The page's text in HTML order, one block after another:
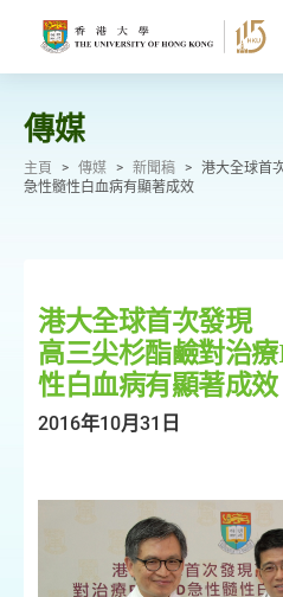
傳媒
主頁 > 傳媒 > 新聞稿 > 港大全球首
急性髓性白血病有顯著成效
港大全球首次發現
高三尖杉酯鹼對治
性白血病有顯著成效
2016年10月31日